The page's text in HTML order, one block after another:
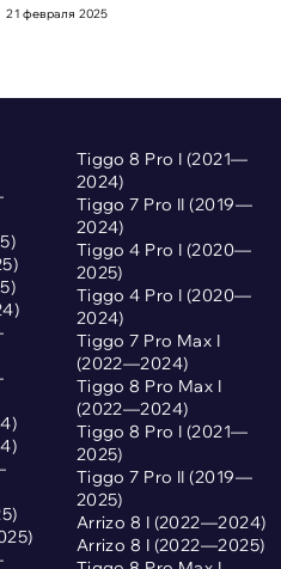
21 февраля 2025
Tiggo 8 Pro I (2021—
2024)
Tiggo 7 Pro II (2019—
2024)
Tiggo 4 Pro I (2020—
2025)
Tiggo 4 Pro I (2020—
2024)
Tiggo 7 Pro Max I
(2022—2024)
Tiggo 8 Pro Max I
(2022—2024)
Tiggo 8 Pro I (2021—
2025)
Tiggo 7 Pro II (2019—
2025)
Arrizo 8 I (2022—2024)
Arrizo 8 I (2022—2025)